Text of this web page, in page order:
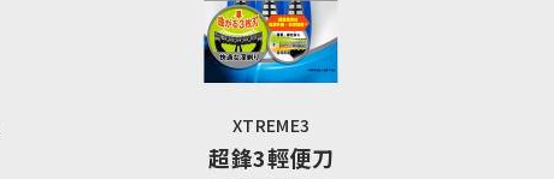
XTREME3
超鋒3輕便刀